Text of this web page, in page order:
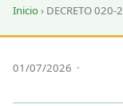
Inicio› DECRETO 020-
01/07/2026 ·